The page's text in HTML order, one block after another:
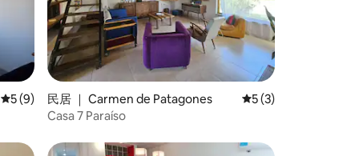
平均评分 5 分（满分 5 分），共 9 条评价
5 (9)
民居 ｜ Carmen de Patagones 平均评分 5 分（
5 (3)
Casa 7 Paraíso